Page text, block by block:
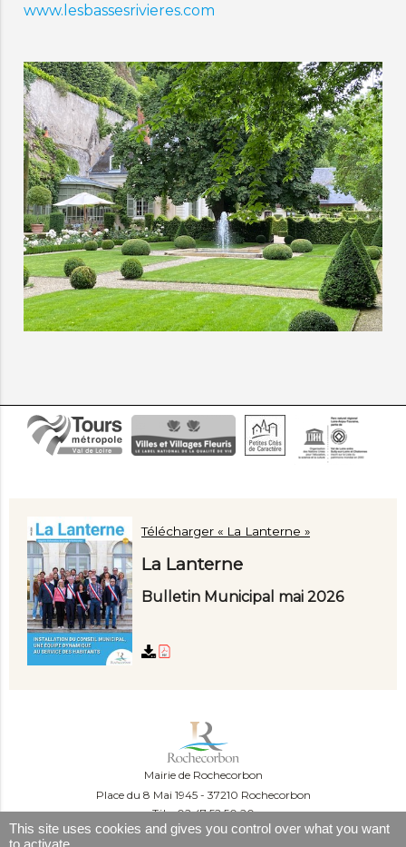
www.lesbassesrivieres.com
Télécharger « La Lanterne »
La Lanterne
Bulletin Municipal mai 2026
Mairie de Rochecorbon
Place du 8 Mai 1945
37210 Rochecorbon
Tél. : 02 47 52 50 20
Du lundi au mercredi :
This site uses cookies and gives you control over what you want
to activate